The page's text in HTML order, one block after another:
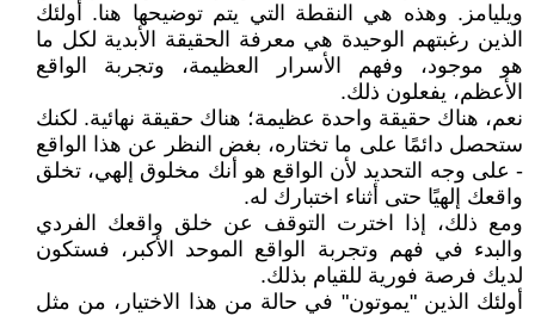
ويليامز. وهذه هي النقطة التي يتم توضيحها هنا. أولئك
الذين رغبتهم الوحيدة هي معرفة الحقيقة الأبدية لكل ما
هو موجود، وفهم الأسرار العظيمة، وتجربة الواقع
الأعظم، يفعلون ذلك.
نعم، هناك حقيقة واحدة عظيمة؛ هناك حقيقة نهائية. لكنك
ستحصل دائمًا على ما تختاره، بغض النظر عن هذا الواقع
- على وجه التحديد لأن الواقع هو أنك مخلوق إلهي، تخلق
واقعك إلهيًا حتى أثناء اختبارك له.
ومع ذلك، إذا اخترت التوقف عن خلق واقعك الفردي
والبدء في فهم وتجربة الواقع الموحد الأكبر، فستكون
لديك فرصة فورية للقيام بذلك.
أولئك الذين "يموتون" في حالة من هذا الاختيار، من مثل